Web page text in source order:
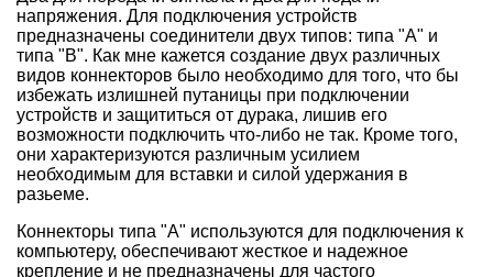
напряжения. Для подключения устройств
предназначены соединители двух типов: типа "A" и
типа "B". Как мне кажется создание двух различных
видов коннекторов было необходимо для того, что бы
избежать излишней путаницы при подключении
устройств и защититься от дурака, лишив его
возможности подключить что-либо не так. Кроме того,
они характеризуются различным усилием
необходимым для вставки и силой удержания в
разьеме.
Коннекторы типа "А" используются для подключения к
компьютеру, обеспечивают жесткое и надежное
крепление и не предназначены для частого